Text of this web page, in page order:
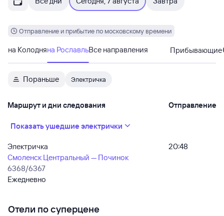
Отправление и прибытие по московскому времени
на Колодняна РославльВсе направления Прибывающие
Пораньше Электричка
Маршрут и дни следования Отправление
Показать ушедшие электрички
Электричка
Смоленск Центральный — Починок
6368/6367
Ежедневно
20:48
Отели по суперцене